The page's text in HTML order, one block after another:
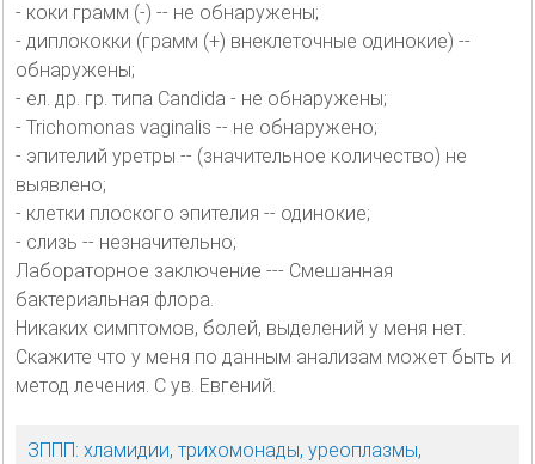
- коки грамм (-) -- не обнаружены;
- диплококки (грамм (+) внеклеточные одинокие) --
обнаружены;
- ел. др. гр. типа Candida - не обнаружены;
- Trichomonas vaginalis -- не обнаружено;
- эпителий уретры -- (значительное количество) не
выявлено;
- клетки плоского эпителия -- одинокие;
- слизь -- незначительно;
Лабораторное заключение --- Смешанная
бактериальная флора.
Никаких симптомов, болей, выделений у меня нет.
Скажите что у меня по данным анализам может быть и
метод лечения. С ув. Евгений.
ЗППП: хламидии, трихомонады, уреоплазмы,